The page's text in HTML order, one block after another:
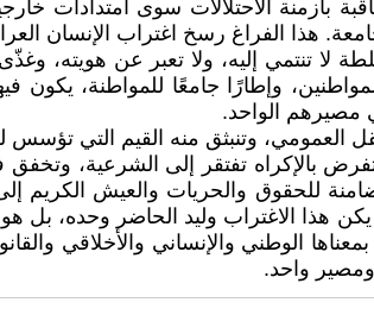
بأزمنة الاحتلالات سوى امتدادات
هذا الفراغ رسخ اغتراب الإنسان
لا تنتمي إليه، ولا تعبر عن هويته،
وإطارًا جامعًا للمواطنة،
مصيرهم الواحد.
العمومي، وتنبثق منه القيم التي
بالإكراه تفتقر إلى الشرعية،
للحقوق والحريات والعيش الكريم
هذا الاغتراب وليد الحاضر وحده، بل
الوطني والإنساني والأخلاقي
واحد.